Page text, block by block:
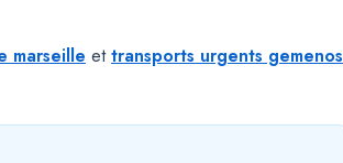
marseille ettransports urgents gemenos